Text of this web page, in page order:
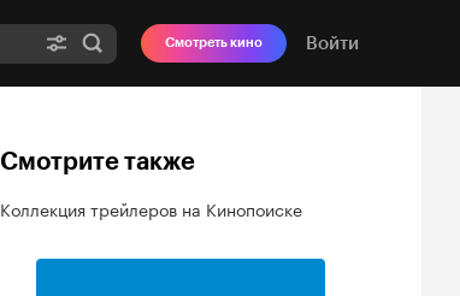
Смотреть кино Войти
Смотрите также
Коллекция трейлеров на Кинопоиске